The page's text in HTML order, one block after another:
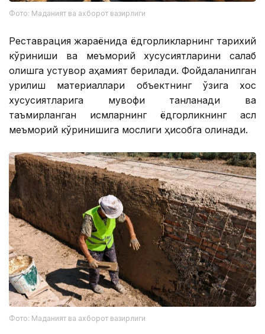
Фото: Маданият ва ахборот вазирлиги
Реставрация жараёнида ёдгорликларнинг тарихий
кўриниши ва меъморий хусусиятларини сақлаб
қолишга устувор аҳамият берилади. Фойдаланилган
қурилиш материаллари объектнинг ўзига хос
хусусиятларига мувофиқ танланади ва
таъмирланган қисмларнинг ёдгорликнинг асл
меъморий кўринишига мослиги ҳисобга олинади.
Фото: Маданият ва ахборот вазирлиги